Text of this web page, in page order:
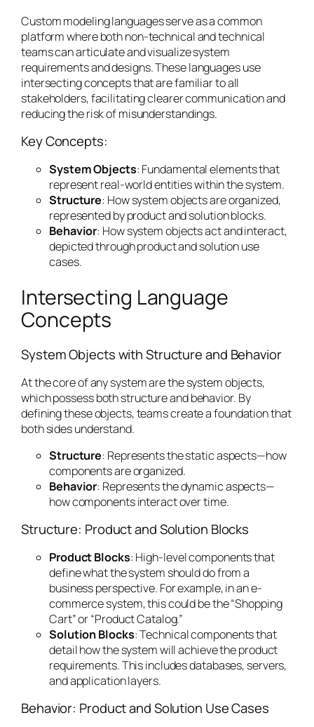
Custom modeling languages serve as a common
platform where both non-technical and technical
teams can articulate and visualize system
requirements and designs. These languages use
intersecting concepts that are familiar to all
stakeholders, facilitating clearer communication and
reducing the risk of misunderstandings.
Key Concepts:
System Objects: Fundamental elements that
represent real-world entities within the system.
Structure: How system objects are organized,
represented by product and solution blocks.
Behavior: How system objects act and interact,
depicted through product and solution use
cases.
Intersecting Language
Concepts
System Objects with Structure and Behavior
At the core of any system are the system objects,
which possess both structure and behavior. By
defining these objects, teams create a foundation that
both sides understand.
Structure: Represents the static aspects—how
components are organized.
Behavior: Represents the dynamic aspects—
how components interact over time.
Structure: Product and Solution Blocks
Product Blocks: High-level components that
define what the system should do from a
business perspective. For example, in an e-
commerce system, this could be the “Shopping
Cart” or “Product Catalog.”
Solution Blocks: Technical components that
detail how the system will achieve the product
requirements. This includes databases, servers,
and application layers.
Behavior: Product and Solution Use Cases